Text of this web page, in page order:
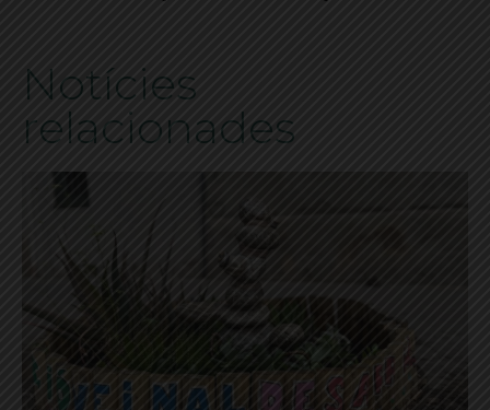
Notícies
relacionades